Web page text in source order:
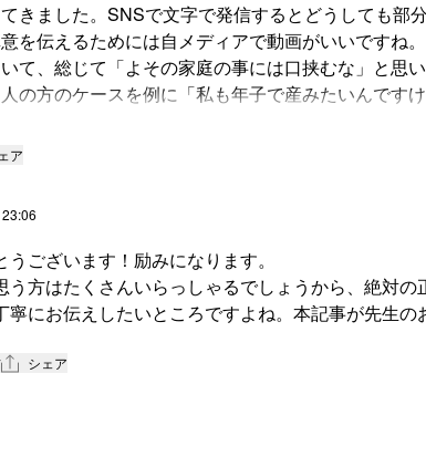
きました。SNSで文字で発信するとどうしても部
を伝えるためには自メディアで動画がいいですね。
て、総じて「よその家庭の事には口挟むな」と思
の方のケースを例に「私も年子で産みたいんです
でありえそうなので、ケースバイケースであるこ
勉強になりました。ありがとうございます。
ア
ございます！励みになります。
う方はたくさんいらっしゃるでしょうから、絶対の
寧にお伝えしたいところですよね。本記事が先生の
シェア